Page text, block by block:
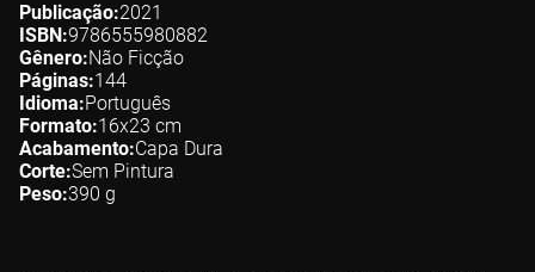
Publicação 2021
ISBN 9786555980882
Gênero Não Ficção
Páginas 144
Idioma Português
Formato 16x23 cm
Acabamento Capa Dura
Corte Sem Pintura
Peso 390 g